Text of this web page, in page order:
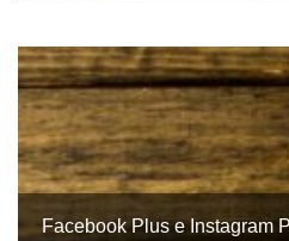
Facebook Plus e Instagram